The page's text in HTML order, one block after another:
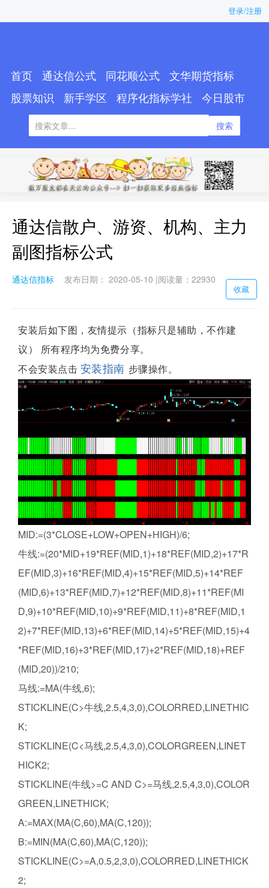
登录/注册
首页 通达信公式 同花顺公式
文华期货指标
股票知识
新手学区 程序化指标学社 今日股市
搜索
通达信散户、游资、机构、主力
副图指标公式
通达信指标 发布日期： 2020-05-10 |阅读量：22930
收藏
安装后如下图，友情提示（指标只是辅助，不作建
议） 所有程序均为免费分享。
不会安装点击 安装指南 步骤操作。
MID:=(3*CLOSE+LOW+OPEN+HIGH)/6;
牛线:=(20*MID+19*REF(MID,1)+18*REF(MID,2)+17*R
EF(MID,3)+16*REF(MID,4)+15*REF(MID,5)+14*REF
(MID,6)+13*REF(MID,7)+12*REF(MID,8)+11*REF(MI
D,9)+10*REF(MID,10)+9*REF(MID,11)+8*REF(MID,1
2)+7*REF(MID,13)+6*REF(MID,14)+5*REF(MID,15)+4
*REF(MID,16)+3*REF(MID,17)+2*REF(MID,18)+REF
(MID,20))/210;
马线:=MA(牛线,6);
STICKLINE(C>牛线,2.5,4,3,0),COLORRED,LINETHIC
K;
STICKLINE(C<马线,2.5,4,3,0),COLORGREEN,LINET
HICK2;
STICKLINE(牛线>=C AND C>=马线,2.5,4,3,0),COLOR
GREEN,LINETHICK;
A:=MAX(MA(C,60),MA(C,120));
B:=MIN(MA(C,60),MA(C,120));
STICKLINE(C>=A,0.5,2,3,0),COLORRED,LINETHICK
2;